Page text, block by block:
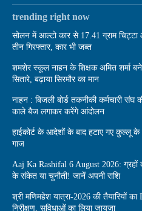
trending right now
सोलन में आल्टो कार से 17.41 ग्राम
तीन गिरफ्तार, कार भी जब्त
शमशेर स्कूल नाहन के शिक्षक अमित शर्मा
सितारे, बढ़ाया सिरमौर का मान
नाहन : बिजली बोर्ड तकनीकी कर्मचारी संघ
काले बैज लगाकर करेंगे आंदोलन
हाईकोर्ट के आदेशों के बाद हटाए गए कुल्लू के
गाज
Aaj Ka Rashifal 6 August 2026: ग्रहों
के संकेत या चुनौती! जानें अपनी राशि
श्री मणिमहेश यात्रा-2026 की तैयारियों
निरीक्षण, सुविधाओं का लिया जायजा